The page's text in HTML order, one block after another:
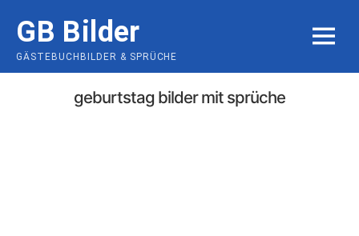
content
GB Bilder
GÄSTEBUCHBILDER & SPRÜCHE
MENU
geburtstag bilder mit sprüche